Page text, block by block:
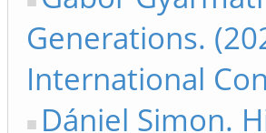
Generations.
International
Dániel Simon.